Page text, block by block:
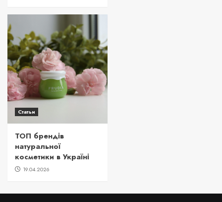
Статьи
ТОП брендів
натуральної
косметики в Україні
19.04.2026